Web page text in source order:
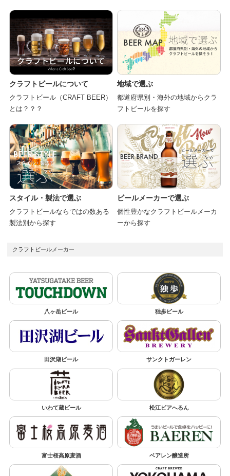
クラフトビールについて
クラフトビール（CRAFT BEER）
とは？？？
地域で選ぶ
都道府県別・海外の地域からクラ
フトビールを探す
スタイル・製法で選ぶ
クラフトビールならではの数ある
製法別から探す
ビールメーカーで選ぶ
個性豊かなクラフトビールメーカ
ーから探す
クラフトビールメーカー
八ヶ岳ビール 独歩ビール
田沢湖ビール サンクトガーレン
いわて蔵ビール 松江ビアへるん
富士桜高原麦酒 ベアレン醸造所